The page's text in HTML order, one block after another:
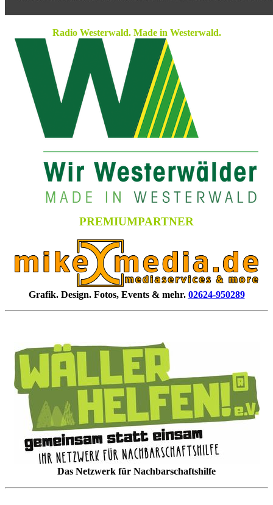
Radio Westerwald. Made in Westerwald.
PREMIUMPARTNER
Grafik. Design. Fotos, Events & mehr. 02624-950289
Das Netzwerk für Nachbarschaftshilfe